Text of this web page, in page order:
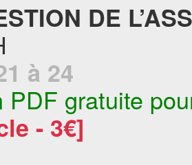
DE
à 24
PDF gratuite
- 3€]